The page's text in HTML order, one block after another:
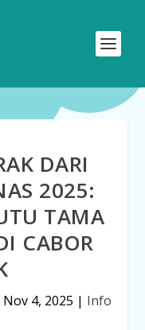
DARI
2025:
TAMA
CABOR
Nov 4, 2025 | Info